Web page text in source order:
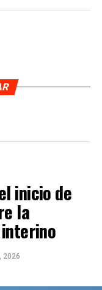
inicio de
la
2026